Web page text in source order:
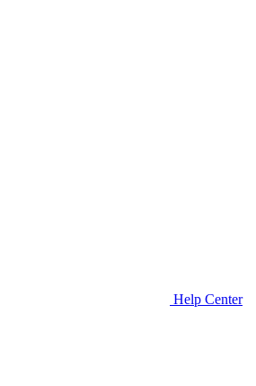
Help Center